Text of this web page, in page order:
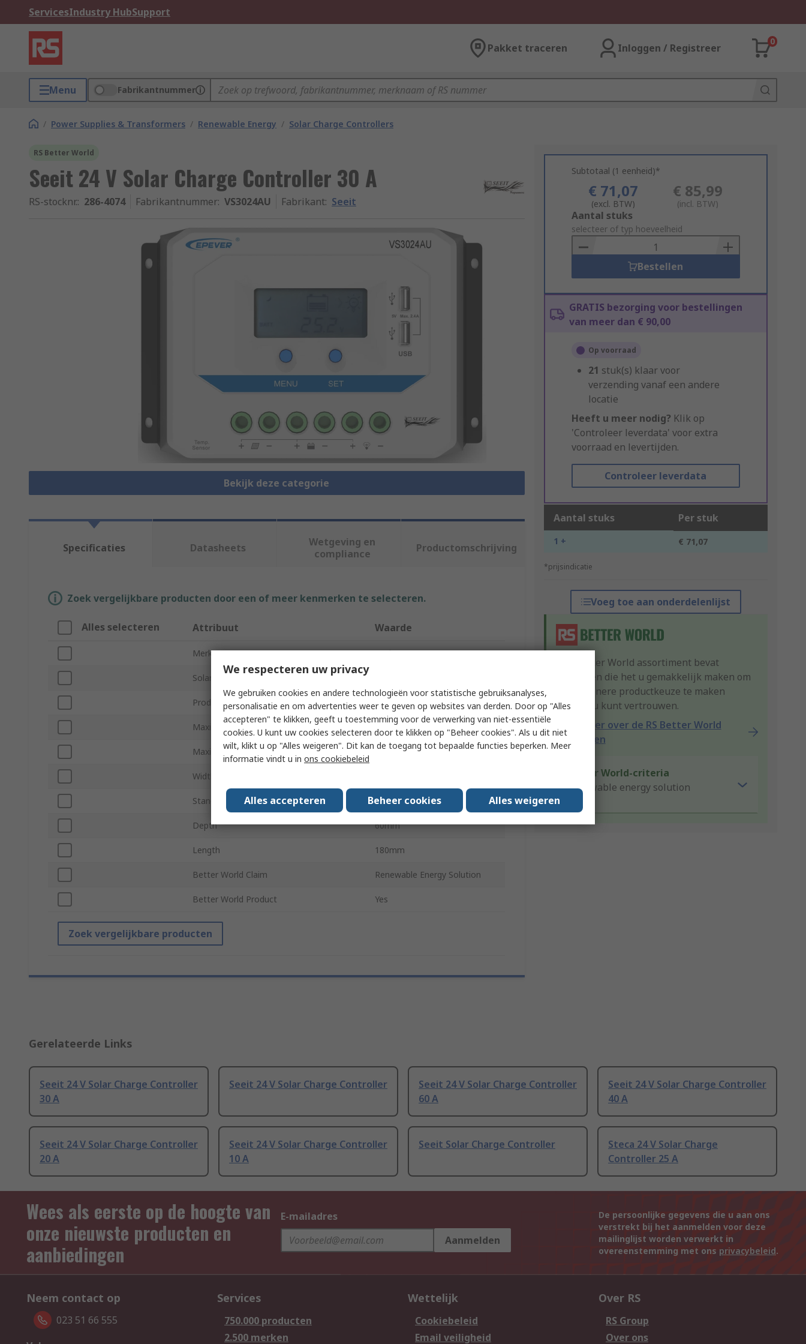
ServicesIndustry HubSupport
Pakket traceren Inloggen / Registreer
0
Menu Fabrikantnummer
/ Power Supplies & Transformers / Renewable Energy / Solar Charge Controllers
RS Better World
Seeit 24 V Solar Charge Controller 30 A
RS-stocknr.: 286-4074 Fabrikantnummer: VS3024AU Fabrikant: Seeit
Bekijk deze categorie
Subtotaal (1 eenheid)*
€ 71,07
(excl. BTW)
€ 85,99
(incl. BTW)
Add
to
Basket
Aantal stuks
selecteer of typ hoeveelheid
Bestellen
GRATIS bezorging voor bestellingen
van meer dan € 90,00
Op voorraad
21 stuk(s) klaar voor
verzending vanaf een andere
locatie
Heeft u meer nodig? Klik op
'Controleer leverdata' voor extra
voorraad en levertijden.
Controleer leverdata
Aantal stuks Per stuk
1 + € 71,07
*prijsindicatie
Voeg toe aan onderdelenlijst
Ons Better World assortiment bevat
producten die het u gemakkelijk maken om
een groenere productkeuze te maken
waarop u kunt vertrouwen.
Lees meer over de RS Better World
producten
Better World-criteria
Renewable energy solution
Specificaties Datasheets
Wetgeving en
compliance
Productomschrijving
Zoek vergelijkbare producten door een of meer kenmerken te selecteren.
Alles selecteren Attribuut Waarde
Merk Seeit
Solar Panel Voltage
Product Type Solar Charge Controller
Maximum Current Rating - 12V Panel 30A
Maximum Current Rating - 24V Panel 30A
Width
Standards/Approvals RoHS, IP30, CE
Depth 60mm
Length 180mm
Better World Claim Renewable Energy Solution
Better World Product Yes
Zoek vergelijkbare producten
Gerelateerde Links
Seeit 24 V Solar Charge Controller
30 A
Seeit 24 V Solar Charge Controller
Seeit 24 V Solar Charge Controller
60 A
Seeit 24 V Solar Charge Controller
40 A
Seeit 24 V Solar Charge Controller
20 A
Seeit 24 V Solar Charge Controller
10 A
Seeit Solar Charge Controller
Steca 24 V Solar Charge
Controller 25 A
Wees als eerste op de hoogte van
onze nieuwste producten en
aanbiedingen
E-mailadres
Aanmelden
De persoonlijke gegevens die u aan ons
verstrekt bij het aanmelden voor deze
mailinglijst worden verwerkt in
overeenstemming met ons privacybeleid.
Neem contact op
023 51 66 555
Services
750.000 producten
2.500 merken
Wettelijk
Cookiebeleid
Email veiligheid
Over RS
RS Group
Over ons
We respecteren uw privacy
We gebruiken cookies en andere technologieën voor statistische gebruiksanalyses,
personalisatie en om advertenties weer te geven op websites van derden. Door op "Alles
accepteren" te klikken, geeft u toestemming voor de verwerking van niet-essentiële
cookies. U kunt uw cookies selecteren door te klikken op "Beheer cookies". Als u dit niet
wilt, klikt u op "Alles weigeren". Dit kan de toegang tot bepaalde functies beperken. Meer
informatie vindt u in ons cookiebeleid
Alles accepteren Beheer cookies Alles weigeren